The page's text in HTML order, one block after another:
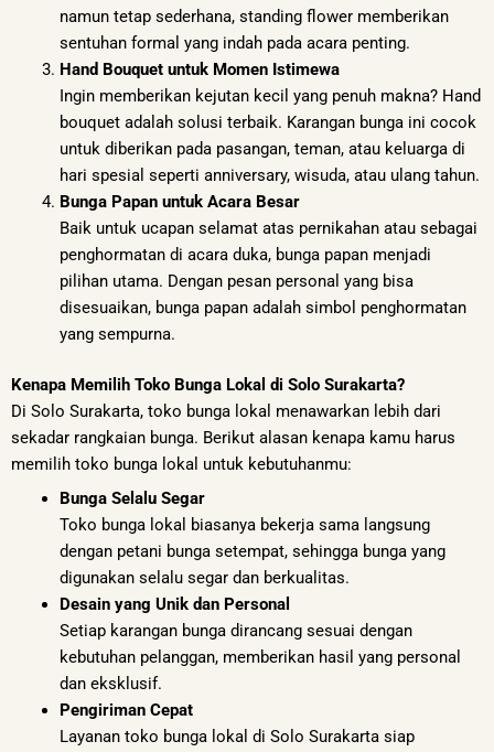
namun tetap sederhana, standing flower memberikan
sentuhan formal yang indah pada acara penting.
Hand Bouquet untuk Momen Istimewa
Ingin memberikan kejutan kecil yang penuh makna? Hand
bouquet adalah solusi terbaik. Karangan bunga ini cocok
untuk diberikan pada pasangan, teman, atau keluarga di
hari spesial seperti anniversary, wisuda, atau ulang tahun.
Bunga Papan untuk Acara Besar
Baik untuk ucapan selamat atas pernikahan atau sebagai
penghormatan di acara duka, bunga papan menjadi
pilihan utama. Dengan pesan personal yang bisa
disesuaikan, bunga papan adalah simbol penghormatan
yang sempurna.
Kenapa Memilih Toko Bunga Lokal di Solo Surakarta?
Di Solo Surakarta, toko bunga lokal menawarkan lebih dari
sekadar rangkaian bunga. Berikut alasan kenapa kamu harus
memilih toko bunga lokal untuk kebutuhanmu:
Bunga Selalu Segar
Toko bunga lokal biasanya bekerja sama langsung
dengan petani bunga setempat, sehingga bunga yang
digunakan selalu segar dan berkualitas.
Desain yang Unik dan Personal
Setiap karangan bunga dirancang sesuai dengan
kebutuhan pelanggan, memberikan hasil yang personal
dan eksklusif.
Pengiriman Cepat
Layanan toko bunga lokal di Solo Surakarta siap